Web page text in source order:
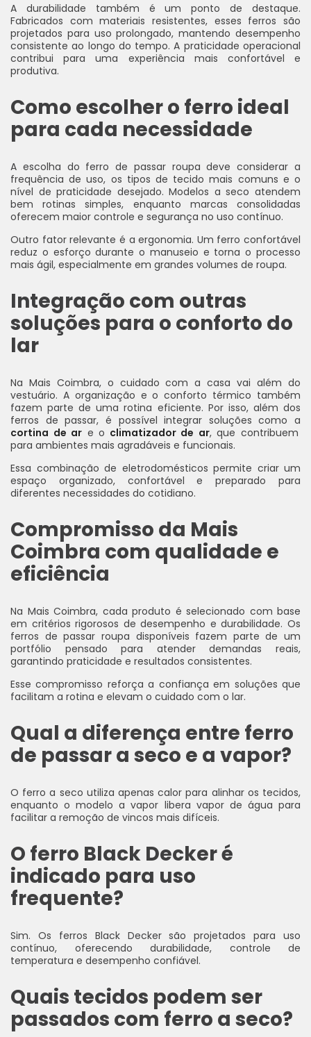
A durabilidade também é um ponto de destaque.
Fabricados com materiais resistentes, esses ferros são
projetados para uso prolongado, mantendo desempenho
consistente ao longo do tempo. A praticidade operacional
contribui para uma experiência mais confortável e
produtiva.
Como escolher o ferro ideal
para cada necessidade
A escolha do ferro de passar roupa deve considerar a
frequência de uso, os tipos de tecido mais comuns e o
nível de praticidade desejado. Modelos a seco atendem
bem rotinas simples, enquanto marcas consolidadas
oferecem maior controle e segurança no uso contínuo.
Outro fator relevante é a ergonomia. Um ferro confortável
reduz o esforço durante o manuseio e torna o processo
mais ágil, especialmente em grandes volumes de roupa.
Integração com outras
soluções para o conforto do
lar
Na Mais Coimbra, o cuidado com a casa vai além do
vestuário. A organização e o conforto térmico também
fazem parte de uma rotina eficiente. Por isso, além dos
ferros de passar, é possível integrar soluções como a
cortina de ar e o climatizador de ar, que contribuem
para ambientes mais agradáveis e funcionais.
Essa combinação de eletrodomésticos permite criar um
espaço organizado, confortável e preparado para
diferentes necessidades do cotidiano.
Compromisso da Mais
Coimbra com qualidade e
eficiência
Na Mais Coimbra, cada produto é selecionado com base
em critérios rigorosos de desempenho e durabilidade. Os
ferros de passar roupa disponíveis fazem parte de um
portfólio pensado para atender demandas reais,
garantindo praticidade e resultados consistentes.
Esse compromisso reforça a confiança em soluções que
facilitam a rotina e elevam o cuidado com o lar.
Qual a diferença entre ferro
de passar a seco e a vapor?
O ferro a seco utiliza apenas calor para alinhar os tecidos,
enquanto o modelo a vapor libera vapor de água para
facilitar a remoção de vincos mais difíceis.
O ferro Black Decker é
indicado para uso
frequente?
Sim. Os ferros Black Decker são projetados para uso
contínuo, oferecendo durabilidade, controle de
temperatura e desempenho confiável.
Quais tecidos podem ser
passados com ferro a seco?